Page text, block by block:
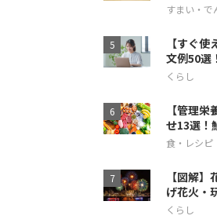
すまい・で
【すぐ
文例50選
底解説
くらし
【管理
せ13選！
イカの相
食・レシピ
【図解
げ花火・
くらし